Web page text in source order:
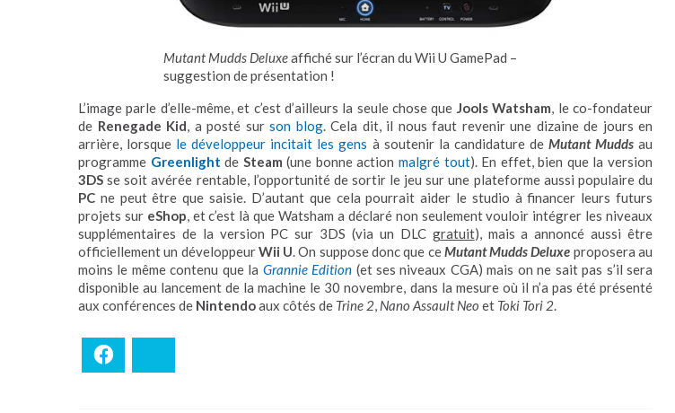
Mutant Mudds Deluxeaffiché sur l’écran du Wii U GamePad –
suggestion de présentation !
L’image parle d’elle-même, et c’est d’ailleurs la seule chose que Jools Watsham , le co-fondateur
de Renegade Kid , a posté sur son blog. Cela dit, il nous faut revenir une dizaine de jours en
arrière, lorsque le développeur incitait les gens à soutenir la candidature de Mutant Muddsau
programme Greenlight de Steam (une bonne actionmalgré tout). En effet, bien que la version
3DS se soit avérée rentable, l’opportunité de sortir le jeu sur une plateforme aussi populaire du
PC ne peut être que saisie. D’autant que cela pourrait aider le studio à financer leurs futurs
projets sur eShop , et c’est là que Watsham a déclaré non seulement vouloir intégrer les niveaux
supplémentaires de la version PC sur 3DS (via un DLC gratuit), mais a annoncé aussi être
officiellement un développeurWii U . On suppose donc que ceMutant Mudds Deluxe proposera au
moins le même contenu que la Grannie Edition (et ses niveaux CGA) mais on ne sait pas s’il sera
disponible au lancement de la machine le 30 novembre, dans la mesure où il n’a pas été présenté
aux conférences de Nintendoaux côtés de Trine 2 Nano Assault Neo et Toki Tori 2